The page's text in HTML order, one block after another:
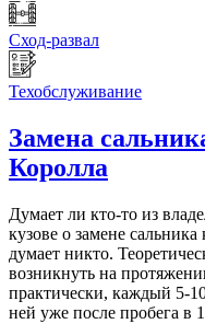
Сход-развал
Техобслуживание
Замена
Королла
Думает ли кто-то из
кузове о замене
думает никто.
возникнуть на
практически, каждый 5-
ней уже после пробега в